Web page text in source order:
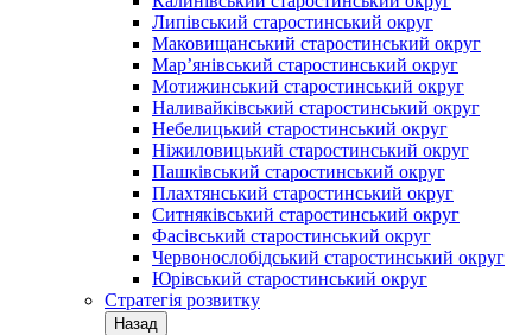
Липівський старостинський округ
Маковищанський старостинський округ
Мар’янівський старостинський округ
Мотижинський старостинський округ
Наливайківський старостинський округ
Небелицький старостинський округ
Ніжиловицький старостинський округ
Пашківський старостинський округ
Плахтянський старостинський округ
Ситняківський старостинський округ
Фасівський старостинський округ
Червонослобідський старостинський округ
Юрівський старостинський округ
Стратегія розвитку
Назад